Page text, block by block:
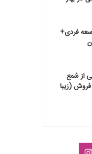
فردی+
از شمع
(زیبا